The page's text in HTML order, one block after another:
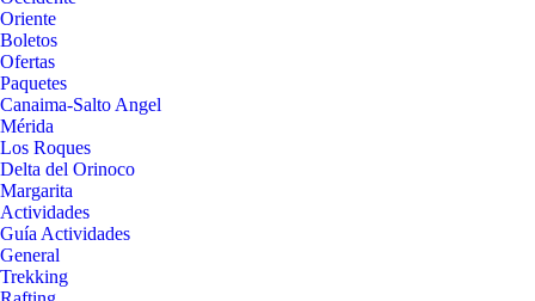
Oriente
Boletos
Ofertas
Paquetes
Canaima-Salto Angel
Mérida
Los Roques
Delta del Orinoco
Margarita
Actividades
Guía Actividades
General
Trekking